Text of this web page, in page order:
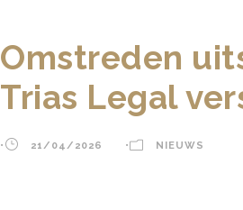
Omstreden
Trias Legal
• 21/04/2026 • NIEUWS